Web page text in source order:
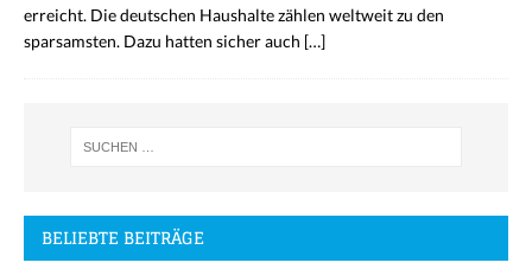
erreicht. Die deutschen Haushalte zählen weltweit zu den
sparsamsten. Dazu hatten sicher auch […]
BELIEBTE BEITRÄGE